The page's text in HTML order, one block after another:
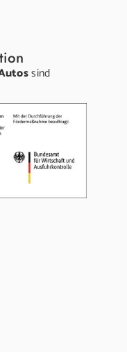
sind